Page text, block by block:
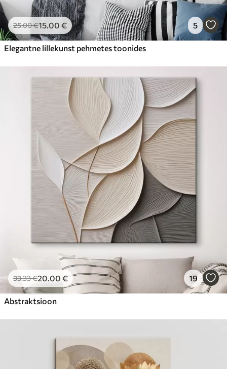
25.00€15.00 € 5
Elegantne lillekunst pehmetes toonides
33.33€20.00 € 19
Abstraktsioon